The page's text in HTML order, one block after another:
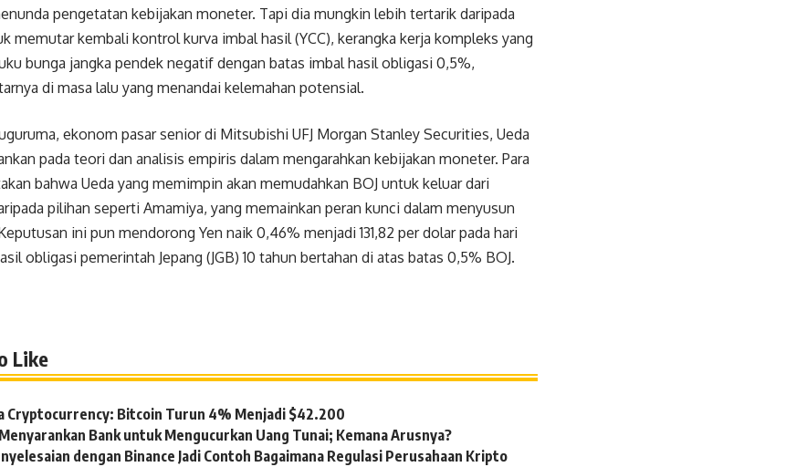
pengetatan kebijakan moneter. Tapi dia mungkin lebih tertarik daripada
memutar kembali kontrol kurva imbal hasil (YCC), kerangka kerja kompleks yang
bunga jangka pendek negatif dengan batas imbal hasil obligasi 0,5%,
di masa lalu yang menandai kelemahan potensial.
ekonom pasar senior di Mitsubishi UFJ Morgan Stanley Securities, Ueda
pada teori dan analisis empiris dalam mengarahkan kebijakan moneter. Para
bahwa Ueda yang memimpin akan memudahkan BOJ untuk keluar dari
pilihan seperti Amamiya, yang memainkan peran kunci dalam menyusun
ini pun mendorong Yen naik 0,46% menjadi 131,82 per dolar pada hari
obligasi pemerintah Jepang (JGB) 10 tahun bertahan di atas batas 0,5% BOJ.
Like
Cryptocurrency: Bitcoin Turun 4% Menjadi $42.200
Bank untuk Mengucurkan Uang Tunai; Kemana Arusnya?
dengan Binance Jadi Contoh Bagaimana Regulasi Perusahaan Kripto